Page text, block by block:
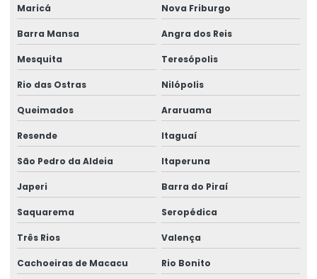
Assistente técnico perícia médica judicial
Avaliação da capacidade laborativa
Avaliação de higiene ocupacional
Avaliações quantitativas de agentes químicos
Blitz ergonômica
Consultor de segurança no trabalho
Consultoria em análise de riscos
Consultoria e assessoria em ergonomia
Consultoria e assessoria técnica
Maricá Nova Friburgo
Barra Mansa Angra dos Reis
Mesquita Teresópolis
Rio das Ostras Nilópolis
Queimados Araruama
Resende Itaguaí
São Pedro da Aldeia Itaperuna
Japeri Barra do Piraí
Saquarema Seropédica
Três Rios Valença
Cachoeiras de Macacu Rio Bonito